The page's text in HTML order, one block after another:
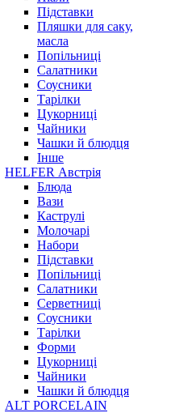
Підставки
Пляшки для саку,
масла
Попільниці
Салатники
Соусники
Тарілки
Цукорниці
Чайники
Чашки й блюдця
Інше
HELFER Австрія
Блюда
Вази
Каструлі
Молочарі
Набори
Підставки
Попільниці
Салатники
Серветниці
Соусники
Тарілки
Форми
Цукорниці
Чайники
Чашки й блюдця
ALT PORCELAIN